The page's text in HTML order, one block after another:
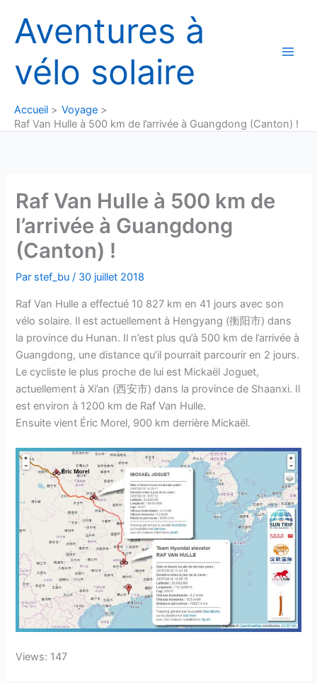
contenu
Aventures à
vélo solaire
Accueil
Voyage
Raf Van Hulle à 500 km de l’arrivée à Guangdong (Canton) !
Raf Van Hulle à 500 km de
l’arrivée à Guangdong
(Canton) !
Par stef_bu/ 30 juillet 2018
Raf Van Hulle a effectué 10 827 km en 41 jours avec son
vélo solaire. Il est actuellement à Hengyang (衡阳市) dans
la province du Hunan. Il n’est plus qu’à 500 km de l’arrivée à
Guangdong, une distance qu’il pourrait parcourir en 2 jours.
Le cycliste le plus proche de lui est Mickaël Joguet,
actuellement à Xi’an (西安市) dans la province de Shaanxi. Il
est environ à 1200 km de Raf Van Hulle.
Ensuite vient Éric Morel, 900 km derrière Mickaël.
Views: 147